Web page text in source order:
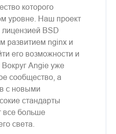
которого
уровне. Наш проект
BSD
развитием nginx и
его возможности и
Angie уже
сообщество, а
с новыми
стандарты
все больше
света.